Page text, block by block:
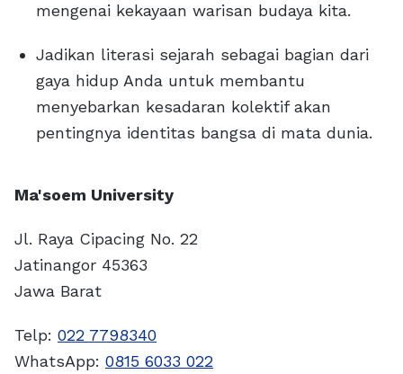
mengenai kekayaan warisan budaya kita.
Jadikan literasi sejarah sebagai bagian dari
gaya hidup Anda untuk membantu
menyebarkan kesadaran kolektif akan
pentingnya identitas bangsa di mata dunia.
Ma'soem University
Jl. Raya Cipacing No. 22
Jatinangor 45363
Jawa Barat
Telp: 022 7798340
WhatsApp: 0815 6033 022